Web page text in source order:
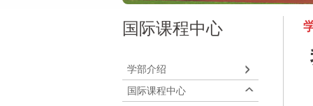
国际课程中心
学部介绍
国际课程中心